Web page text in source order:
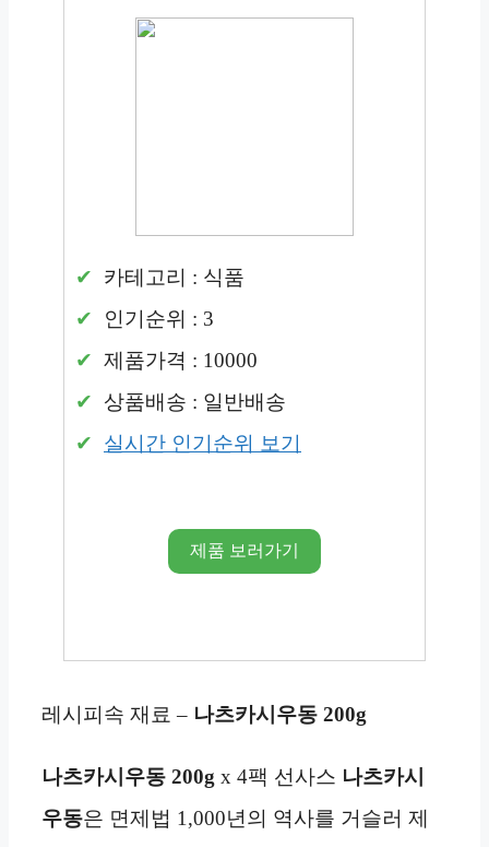
카테고리 : 식품
인기순위 : 3
제품가격 : 10000
상품배송 : 일반배송
실시간 인기순위 보기
제품 보러가기
레시피속 재료 – 나츠카시우동 200g
나츠카시우동 200g x 4팩 선사스 나츠카시
우동은 면제법 1,000년의 역사를 거슬러 제